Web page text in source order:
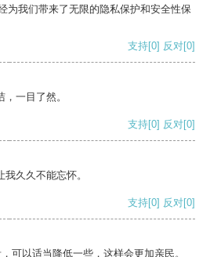
为我们带来了无限的隐私保护和安全性保
支持[0] 反对[0]
一目了然。
支持[0] 反对[0]
久久不能忘怀。
支持[0] 反对[0]
可以适当降低一些，这样会更加亲民。